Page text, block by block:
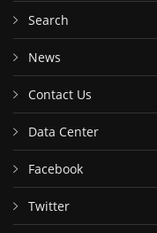
Search
News
Contact Us
Data Center
Facebook
Twitter